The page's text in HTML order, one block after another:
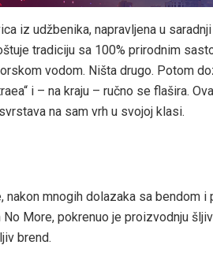
iz udžbenika, napravljena u
tradiciju sa 100% prirodnim
vodom. Ništa drugo. Potom
i – na kraju – ručno se flašira.
na sam vrh u svojoj klasi.
nakon mnogih dolazaka sa bendom
More, pokrenuo je proizvodnju
brend.